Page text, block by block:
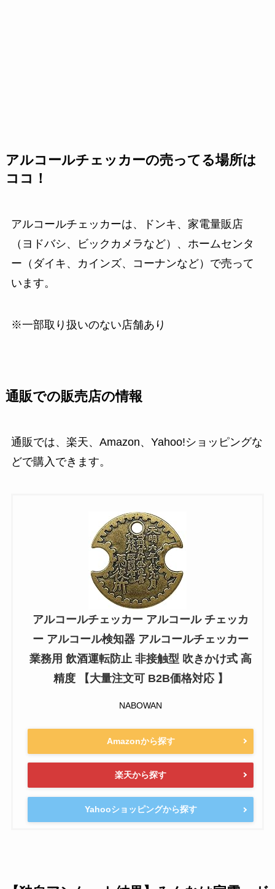
アルコールチェッカーの売ってる場所は
ココ！
アルコールチェッカーは、ドンキ、家電量販店
（ヨドバシ、ビックカメラなど）、ホームセンタ
ー（ダイキ、カインズ、コーナンなど）で売って
います。
※一部取り扱いのない店舗あり
通販での販売店の情報
通販では、楽天、Amazon、Yahoo!ショッピングな
どで購入できます。
アルコールチェッカー アルコール チェッカ
ー アルコール検知器 アルコールチェッカー
業務用 飲酒運転防止 非接触型 吹きかけ式 高
精度 【大量注文可 B2B価格対応 】
NABOWAN
Amazonから探す
楽天から探す
Yahooショッピングから探す